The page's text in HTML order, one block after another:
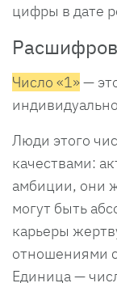
цифры в дате
Число «1»—
Люди этого
качествами:
амбиции, они
могут быть
карьеры
отношениями
Единица —